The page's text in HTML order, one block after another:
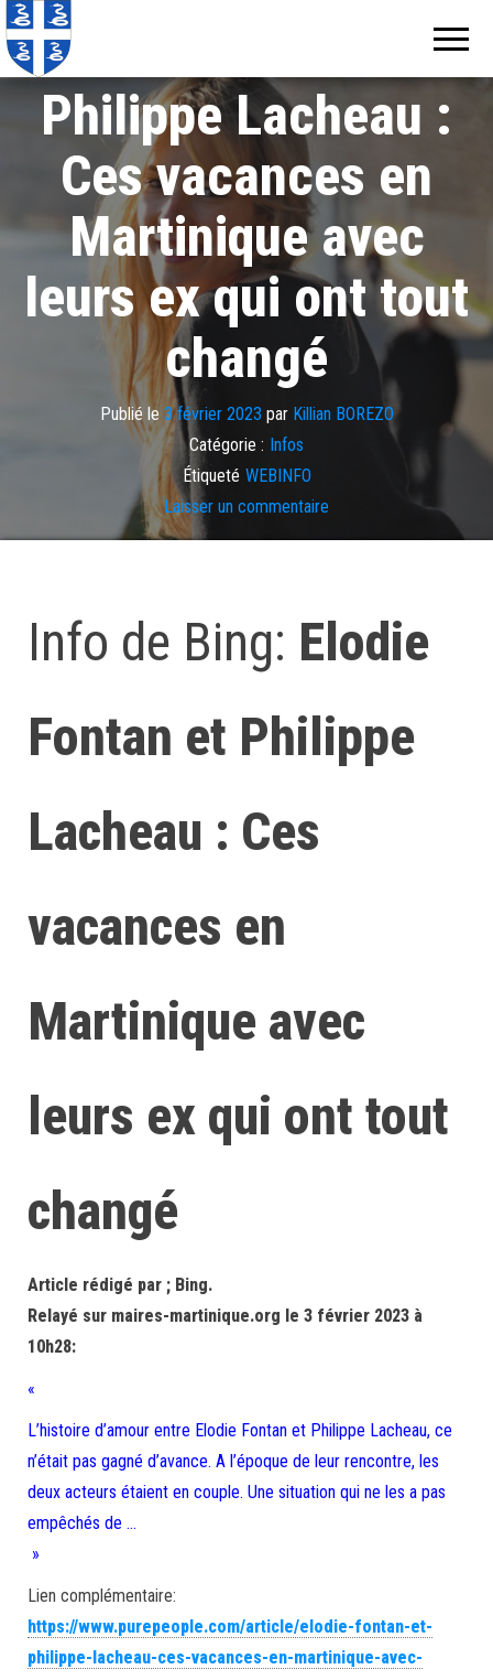
Elodie Fontan et
Philippe Lacheau :
Ces vacances en
Martinique avec
leurs ex qui ont tout
changé
Publié le 3 février 2023 par Killian BOREZO
Catégorie : Infos
Étiqueté WEBINFO
Laisser un commentaire
Info de Bing: Elodie
Fontan et Philippe
Lacheau : Ces
vacances en
Martinique avec
leurs ex qui ont tout
changé
Article rédigé par ; Bing.
Relayé sur maires-martinique.org le 3 février 2023 à
10h28:
«
L’histoire d’amour entre Elodie Fontan et Philippe Lacheau, ce
n’était pas gagné d’avance. A l’époque de leur rencontre, les
deux acteurs étaient en couple. Une situation qui ne les a pas
empêchés de …
»
Lien complémentaire:
https://www.purepeople.com/article/elodie-fontan-et-
philippe-lacheau-ces-vacances-en-martinique-avec-